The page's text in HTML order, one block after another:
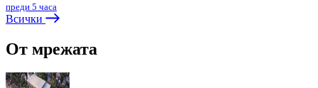
преди 5 часа
Всички
От мрежата